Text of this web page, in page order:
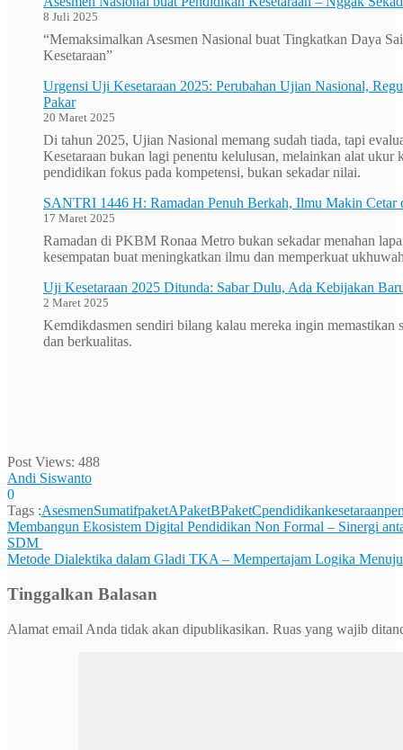
8 Juli 2025
“Memaksimalkan Asesmen Nasional buat Tingkatkan Daya
Kesetaraan”
Urgensi Uji Kesetaraan 2025: Perubahan Ujian Nasional,
Pakar
20 Maret 2025
Di tahun 2025, Ujian Nasional memang sudah tiada, tapi
Kesetaraan bukan lagi penentu kelulusan, melainkan alat ukur
pendidikan fokus pada kompetensi, bukan sekadar nilai.
SANTRI 1446 H: Ramadan Penuh Berkah, Ilmu Makin
17 Maret 2025
Ramadan di PKBM Ronaa Metro bukan sekadar menahan
kesempatan buat meningkatkan ilmu dan memperkuat
Uji Kesetaraan 2025 Ditunda: Sabar Dulu, Ada Kebijakan
2 Maret 2025
Kemdikdasmen sendiri bilang kalau mereka ingin memastikan
dan berkualitas.
Post Views: 488
Andi Siswanto
0
Tags :AsesmenSumatifpaketAPaketBPaketCpendidikankesetaraan
Navigasi
pos
Membangun Ekosistem Digital Pendidikan Non Formal – Sinergi
SDM
Metode Dialektika dalam Gladi TKA – Mempertajam Logika Menuju
Tinggalkan Balasan
Alamat email Anda tidak akan dipublikasikan. Ruas yang wajib